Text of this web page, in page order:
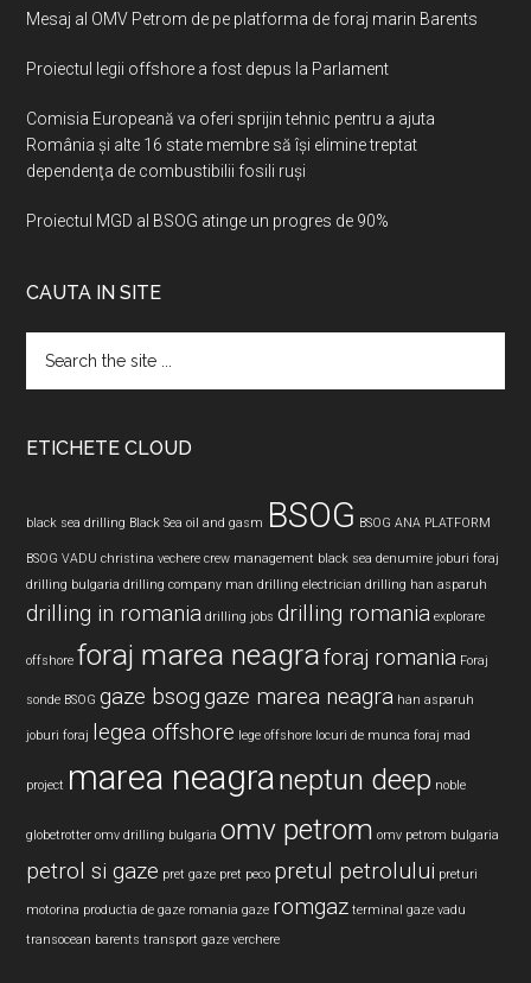
Mesaj al OMV Petrom de pe platforma de foraj marin Barents
Proiectul legii offshore a fost depus la Parlament
Comisia Europeană va oferi sprijin tehnic pentru a ajuta
România şi alte 16 state membre să îşi elimine treptat
dependenţa de combustibilii fosili ruşi
Proiectul MGD al BSOG atinge un progres de 90%
CAUTA IN SITE
the
ETICHETE CLOUD
black sea drilling Black Sea oil and gasm BSOG BSOG ANA PLATFORM
BSOG VADU christina vechere crew management black sea denumire joburi foraj
drilling bulgaria drilling company man drilling electrician drilling han asparuh
drilling in romania drilling jobs drilling romania explorare
offshore foraj marea neagraforaj romania Foraj
sonde BSOG gaze bsoggaze marea neagra han asparuh
joburi foraj legea offshore lege offshore locuri de munca foraj mad
project marea neagraneptun deep noble
globetrotter omv drilling bulgaria omv petrom omv petrom bulgaria
petrol si gaze pret gaze pret peco pretul petrolului preturi
motorina productia de gaze romania gaze romgaz terminal gaze vadu
transocean barents transport gaze verchere